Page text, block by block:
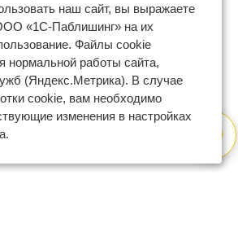
наш сайт, вы выражаете
«1С-Паблишинг» на их
Файлы cookie
нормальной работы сайта,
(Яндекс.Метрика). В случае
cookie, вам необходимо
изменения в настройках